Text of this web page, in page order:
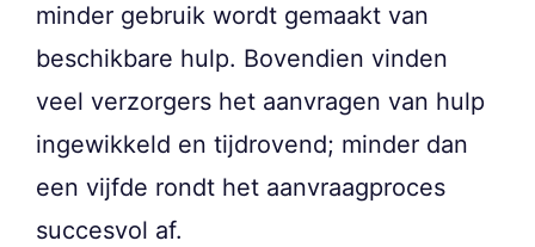
minder gebruik wordt gemaakt van
beschikbare hulp. Bovendien vinden
veel verzorgers het aanvragen van hulp
ingewikkeld en tijdrovend; minder dan
een vijfde rondt het aanvraagproces
succesvol af.